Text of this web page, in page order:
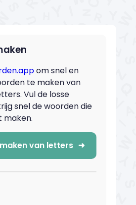
om snel en
te maken van
Vul de losse
snel de woorden die
maken.
van letters ➜